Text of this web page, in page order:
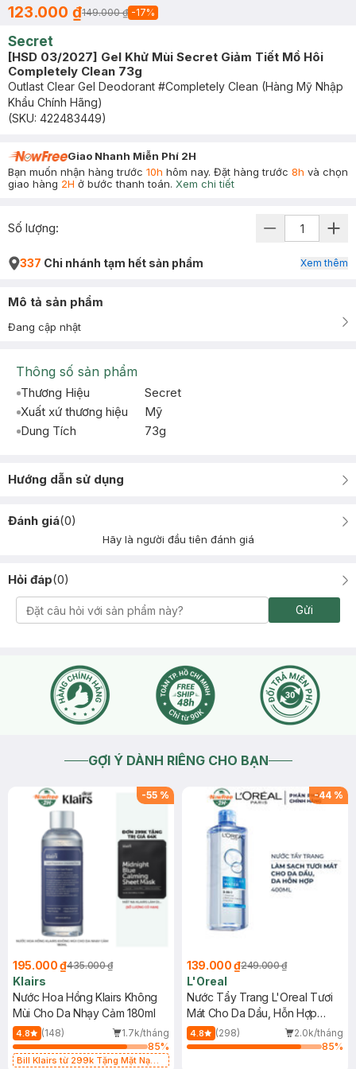
123.000 ₫149.000 ₫ -17%
Secret
[HSD 03/2027] Gel Khử Mùi Secret Giảm Tiết Mồ Hôi
Completely Clean 73g
Outlast Clear Gel Deodorant #Completely Clean (Hàng Mỹ Nhập
Khẩu Chính Hãng)
(SKU: 422483449)
Giao Nhanh Miễn Phí 2H
Bạn muốn nhận hàng trước 10h hôm nay. Đặt hàng trước 8h và chọn
giao hàng 2H ở bước thanh toán. Xem chi tiết
Số lượng:
337 Chi nhánh tạm hết sản phẩm Xem thêm
Mô tả sản phẩm
Đang cập nhật
Thông số sản phẩm
Thương Hiệu
Secret
Xuất xứ thương hiệu
Mỹ
Dung Tích
73g
Hướng dẫn sử dụng
Đánh giá(0)
Hãy là người đầu tiên đánh giá
Hỏi đáp(0)
Gửi
GỢI Ý DÀNH RIÊNG CHO BẠN
-55 %
195.000 ₫435.000 ₫
Klairs
Nước Hoa Hồng Klairs Không
Mùi Cho Da Nhạy Cảm 180ml
4.8 (148)
1.7k/tháng
85%
Bill Klairs từ 299k Tặng Mặt Nạ
-44 %
139.000 ₫249.000 ₫
L'Oreal
Nước Tẩy Trang L'Oreal Tươi
Mát Cho Da Dầu, Hỗn Hợp
400ml
4.8 (298)
2.0k/tháng
85%